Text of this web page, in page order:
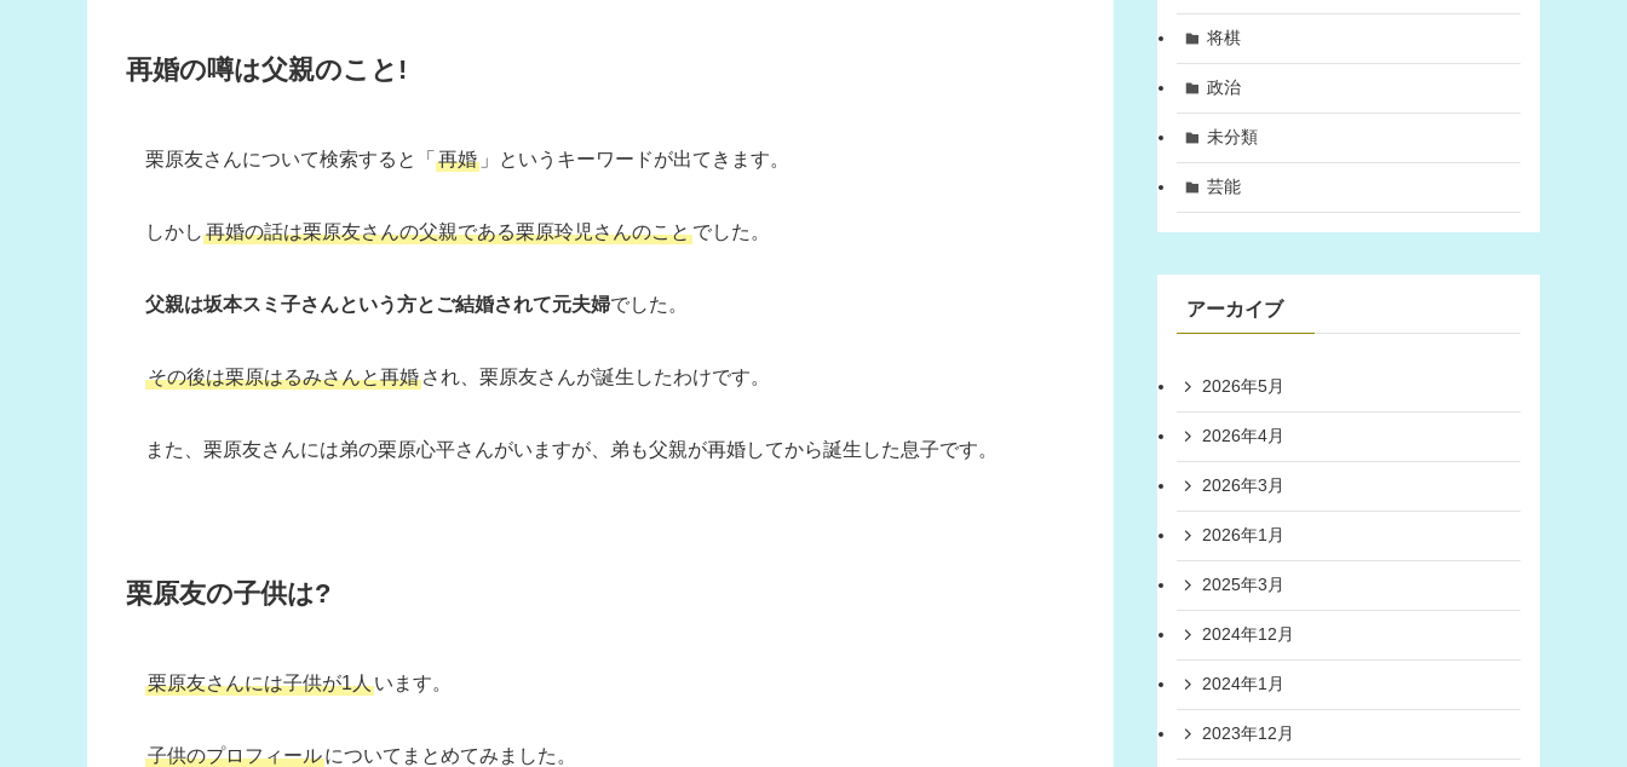
再婚の噂は父親のこと!
栗原友さんについて検索すると「 再婚 」というキーワードが出てきます。
しかし 再婚の話は栗原友さんの父親である栗原玲児さんのことでした。
父親は坂本スミ子さんという方とご結婚されて元夫婦でした。
その後は栗原はるみさんと再婚 され、栗原友さんが誕生したわけです。
また、栗原友さんには弟の栗原心平さんがいますが、弟も父親が再婚してから誕生した息子です。
栗原友の子供は?
栗原友さんには子供が1人います。
子供のプロフィールについてまとめてみました。
将棋
政治
未分類
芸能
アーカイブ
2026年5月
2026年4月
2026年3月
2026年1月
2025年3月
2024年12月
2024年1月
2023年12月